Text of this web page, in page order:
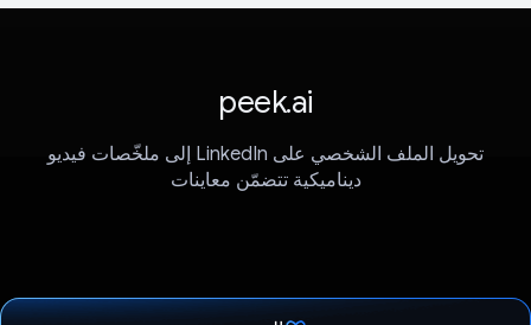
peek.ai
تحويل الملف الشخصي على LinkedIn إلى ملخّصات فيديو
ديناميكية تتضمّن معاينات